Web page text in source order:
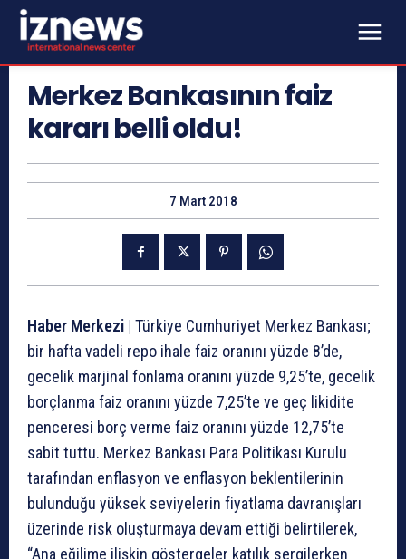
Merkez Bankasının faiz
kararı belli oldu!
7 Mart 2018
Haber Merkezi | Türkiye Cumhuriyet Merkez Bankası;
bir hafta vadeli repo ihale faiz oranını yüzde 8’de,
gecelik marjinal fonlama oranını yüzde 9,25’te, gecelik
borçlanma faiz oranını yüzde 7,25’te ve geç likidite
penceresi borç verme faiz oranını yüzde 12,75’te
sabit tuttu. Merkez Bankası Para Politikası Kurulu
tarafından enflasyon ve enflasyon beklentilerinin
bulunduğu yüksek seviyelerin fiyatlama davranışları
üzerinde risk oluşturmaya devam ettiği belirtilerek,
“Ana eğilime ilişkin göstergeler katılık sergilerken